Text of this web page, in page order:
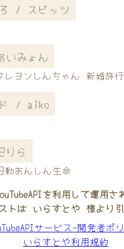
/ スピッツ
みょん
レヨンしんちゃん 新婚旅
ド / aiko
ら
動あんしん生命
を利用して運用さ
トは いらすとや 様より
サービス-開発者ポ
いらすとや利用規約